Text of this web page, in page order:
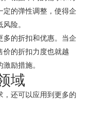
定的弹性调整，使得企
险。
多的折扣和优惠。当企
价的折扣力度也就越
励措施。
域
，还可以应用到更多的